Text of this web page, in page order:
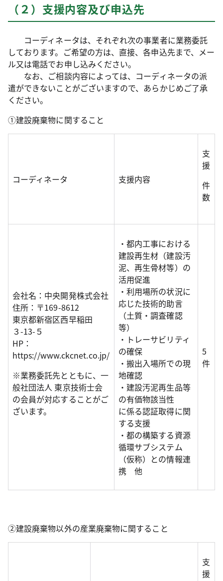
（２）支援内容及び申込先
コーディネータは、それぞれ次の事業者に業務委託
しております。ご希望の方は、直接、各申込先まで、メー
ル又は電話でお申し込みください。
なお、ご相談内容によっては、コーディネータの派
遣ができないことがございますので、あらかじめご了承
ください。
①建設廃棄物に関すること
コーディネータ 支援内容
支
援
件
数
会社名：中央開発株式会社
住所：〒169-8612
東京都新宿区西早稲田
３-13-５
HP：
https://www.ckcnet.co.jp/
※業務委託先とともに、一
般社団法人 東京技術士会
の会員が対応することがご
ざいます。
・都内工事における
建設再生材（建設汚
泥、再生骨材等）の
活用促進
・利用場所の状況に
応じた技術的助言
（土質・調査確認
等）
・トレーサビリティ
の確保
・搬出入場所での現
地確認
・建設汚泥再生品等
の有価物該当性
に係る認証取得に関
する支援
・都の構築する資源
循環サブシステム
（仮称）との情報連
携 他
5
件
②建設廃棄物以外の産業廃棄物に関すること
支
援